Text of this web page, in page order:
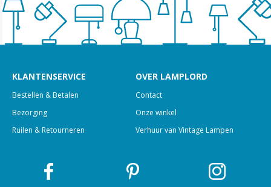
KLANTENSERVICE
Bestellen & Betalen
Bezorging
Ruilen & Retourneren
OVER LAMPLORD
Contact
Onze winkel
Verhuur van Vintage Lampen